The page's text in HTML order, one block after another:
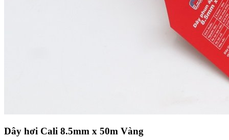
Dây hơi Cali 8.5mm x 50m Vàng